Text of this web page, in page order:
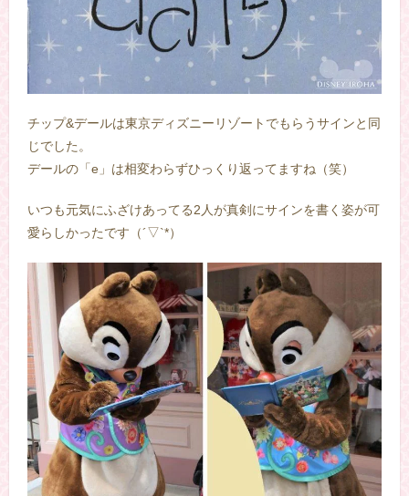
チップ&デールは東京ディズニーリゾートでもらうサインと同
じでした。
デールの「e」は相変わらずひっくり返ってますね（笑）
いつも元気にふざけあってる2人が真剣にサインを書く姿が可
愛らしかったです（´▽`*）